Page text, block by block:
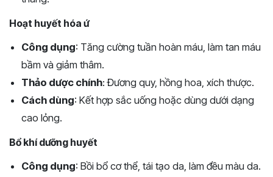
Hoạt huyết hóa ứ
Công dụng: Tăng cường tuần hoàn máu, làm tan máu
bầm và giảm thâm.
Thảo dược chính: Đương quy, hồng hoa, xích thược.
Cách dùng: Kết hợp sắc uống hoặc dùng dưới dạng
cao lỏng.
Bổ khí dưỡng huyết
Công dụng: Bồi bổ cơ thể, tái tạo da, làm đều màu da.